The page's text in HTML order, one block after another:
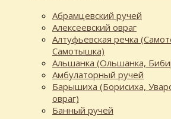
Абрамцевский ручей
Алексеевский овраг
Алтуфьевская речка
Самотышка)
Альшанка (Ольшанка,
Амбулаторный ручей
Барышиха (Борисиха,
овраг)
Банный ручей